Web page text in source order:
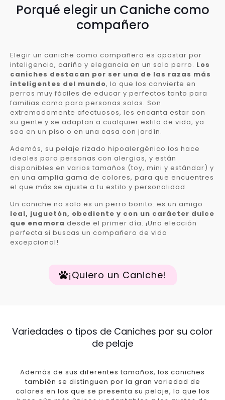
Porqué elegir un Caniche como
compañero
Elegir un caniche como compañero es apostar por
inteligencia, cariño y elegancia en un solo perro. Los
caniches destacan por ser una de las razas más
inteligentes del mundo, lo que los convierte en
perros muy fáciles de educar y perfectos tanto para
familias como para personas solas. Son
extremadamente afectuosos, les encanta estar con
su gente y se adaptan a cualquier estilo de vida, ya
sea en un piso o en una casa con jardín.
Además, su pelaje rizado hipoalergénico los hace
ideales para personas con alergias, y están
disponibles en varios tamaños (toy, mini y estándar) y
en una amplia gama de colores, para que encuentres
el que más se ajuste a tu estilo y personalidad.
Un caniche no solo es un perro bonito: es un amigo
leal, juguetón, obediente y con un carácter dulce
que enamora desde el primer día. ¡Una elección
perfecta si buscas un compañero de vida
excepcional!
¡Quiero un Caniche!
Variedades o tipos de Caniches por su color
de pelaje
Además de sus diferentes tamaños, los caniches
también se distinguen por la gran variedad de
colores en los que se presenta su pelaje, lo que los